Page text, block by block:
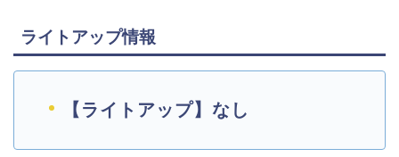
ライトアップ情報
【ライトアップ】なし